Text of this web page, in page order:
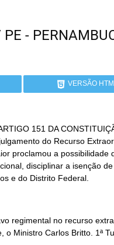
-
VERSÃO
151 DA
e do Distrito Federal.
regimental no recurso
o Ministro Carlos Britto. 1ª